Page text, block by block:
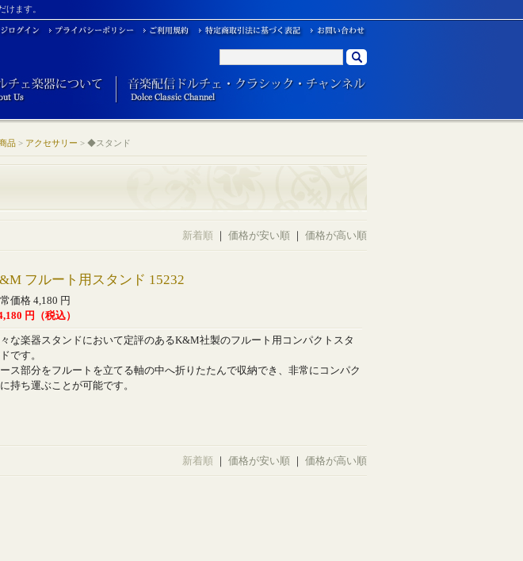
けます。
品 > アクセサリー > ◆スタンド
新着順 価格が安い順 価格が高い順
フルート用スタンド 15232
価格 4,180 円
円（税込）
な楽器スタンドにおいて定評のあるK&M社製のフルート用コンパクトスタ
です。
ス部分をフルートを立てる軸の中へ折りたたんで収納でき、非常にコンパク
に持ち運ぶことが可能です。
新着順 価格が安い順 価格が高い順